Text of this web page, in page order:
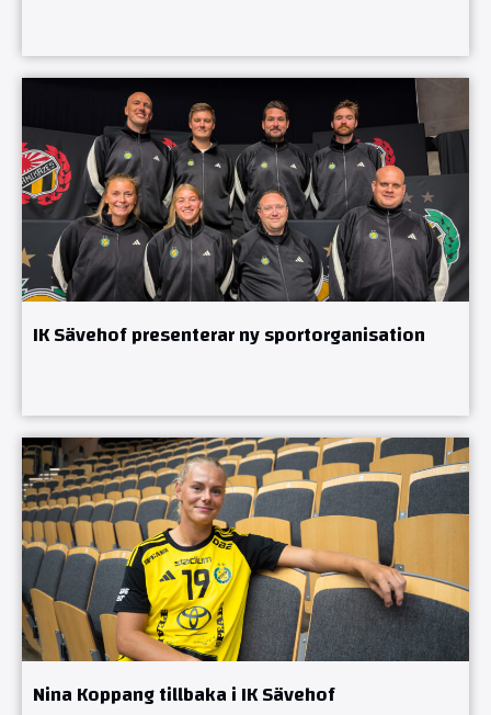
IK Sävehof presenterar ny sportorganisation
Nina Koppang tillbaka i IK Sävehof